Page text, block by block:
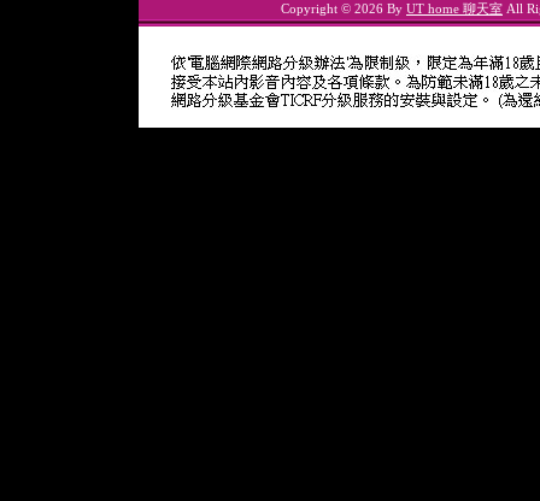
Copyright © 2026 By UT home 聊天室 All